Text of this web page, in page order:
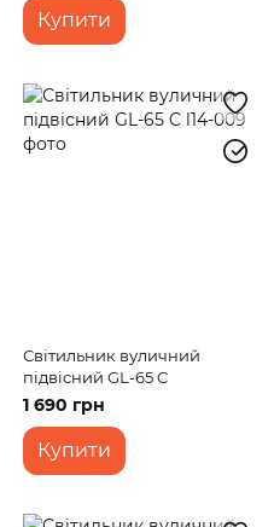
Купити
Світильник вуличний
підвісний GL-65 C
1 690 грн
Купити